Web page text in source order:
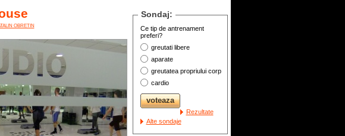
OBRETIN
Sondaj:
Ce tip de antrenament
preferi?
greutati libere
aparate
greutatea propriului corp
cardio
Rezultate
Alte sondaje